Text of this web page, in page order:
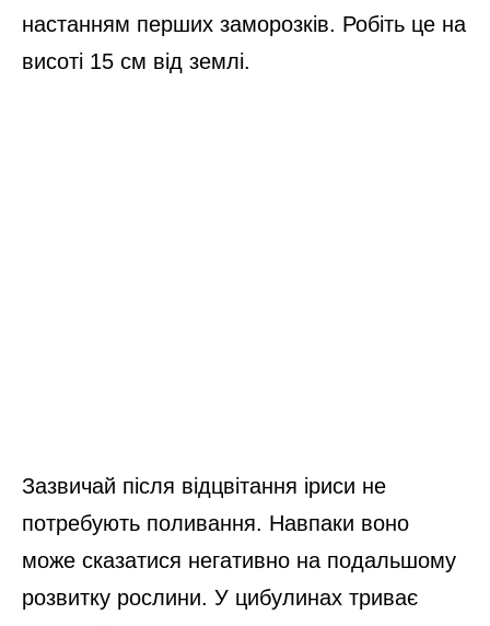
настанням перших заморозків. Робіть це на
висоті 15 см від землі.
Зазвичай після відцвітання іриси не
потребують поливання. Навпаки воно
може сказатися негативно на подальшому
розвитку рослини. У цибулинах триває